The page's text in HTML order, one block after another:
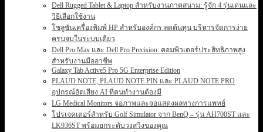
Dell Rugged Tablet & Laptop สำหรับงานภาคสนาม: รู้จัก 4 รุ่นเด่นและ
วิธีเลือกใช้งาน
โซลูชันเครื่องพิมพ์ HP สำหรับองค์กร ลดต้นทุน บริหารจัดการง่าย
ครบจบในระบบเดียว
Dell Pro Max และ Dell Pro Precision: คอมพิวเตอร์ประสิทธิภาพสูง
สำหรับงานมืออาชีพ
Galaxy Tab Active5 Pro 5G Enterprise Edition
PLAUD NOTE, PLAUD NOTE PIN และ PLAUD NOTE PRO
อุปกรณ์อัดเสียง AI ที่คนทำงานต้องมี
LG Medical Monitors จอภาพและจอแสดงผลทางการแพทย์
โปรเจคเตอร์สำหรับ Golf Simulator จาก BenQ – รุ่น AH700ST และ
LK936ST พร้อมยกระดับวงสวิงของคุณ